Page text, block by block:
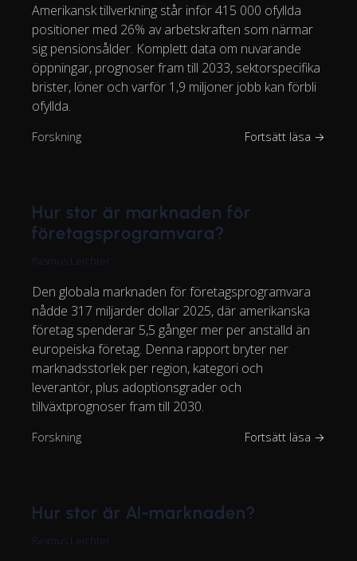
Amerikansk tillverkning står inför 415 000 ofyllda
positioner med 26% av arbetskraften som närmar
sig pensionsålder. Komplett data om nuvarande
öppningar, prognoser fram till 2033, sektorspecifika
brister, löner och varför 1,9 miljoner jobb kan förbli
ofyllda.
Forskning Fortsätt läsa →
Hur stor är marknaden för
företagsprogramvara?
Rasmus Leichter
Den globala marknaden för företagsprogramvara
nådde 317 miljarder dollar 2025, där amerikanska
företag spenderar 5,5 gånger mer per anställd än
europeiska företag. Denna rapport bryter ner
marknadsstorlek per region, kategori och
leverantör, plus adoptionsgrader och
tillväxtprognoser fram till 2030.
Forskning Fortsätt läsa →
Hur stor är AI-marknaden?
Rasmus Leichter